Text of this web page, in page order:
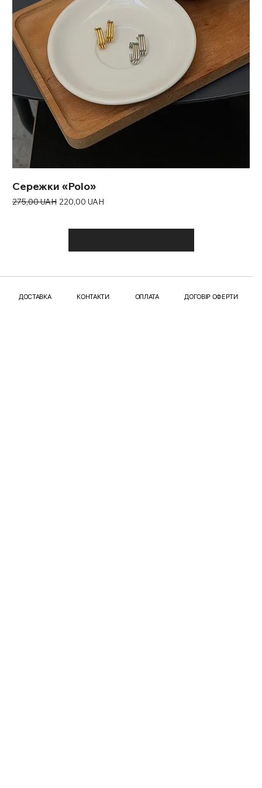
Сережки «Polo»
Звичайна ціна
275,00 UAH За розпродажем
220,00 UAH
ДОСТАВКА КОНТАКТИ ОПЛАТА ДОГОВІР ОФЕРТИ